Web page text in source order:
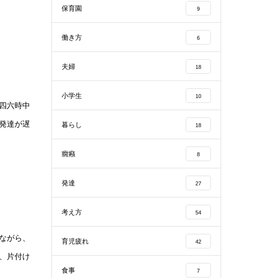
六時中
達が遅
がら、
片付け
保育園 9
働き方 6
夫婦 18
小学生 10
暮らし 18
癇癪 8
発達 27
考え方 54
育児疲れ 42
食事 7